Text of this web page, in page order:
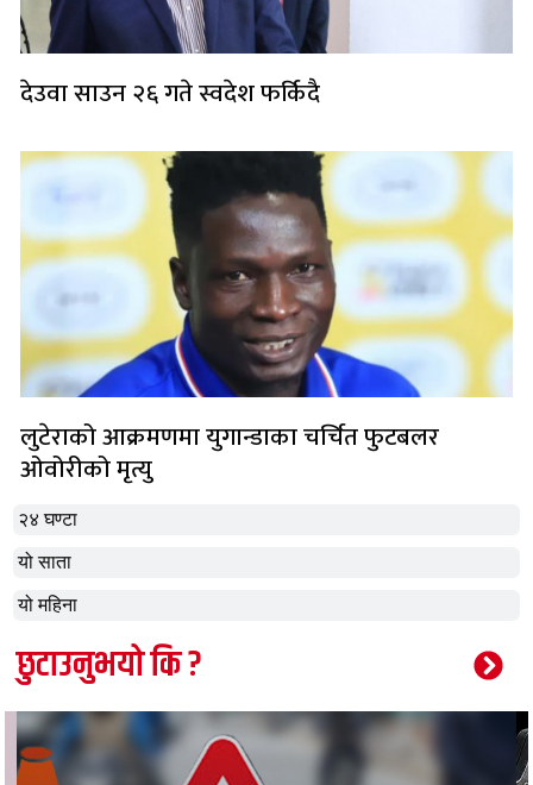
२४ घण्टा
यो साता
यो महिना
देउवा साउन २६ गते स्वदेश फर्किदै
लुटेराको आक्रमणमा युगान्डाका चर्चित फुटबलर
ओवोरीको मृत्यु
छुटाउनुभयो कि ?